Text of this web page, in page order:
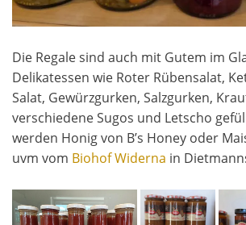
Die Regale sind auch mit Gutem im
Delikatessen wie Roter Rübensalat,
Salat, Gewürzgurken, Salzgurken,
verschiedene Sugos und Letscho
werden Honig von B’s Honey oder
uvm vom Biohof Widerna in